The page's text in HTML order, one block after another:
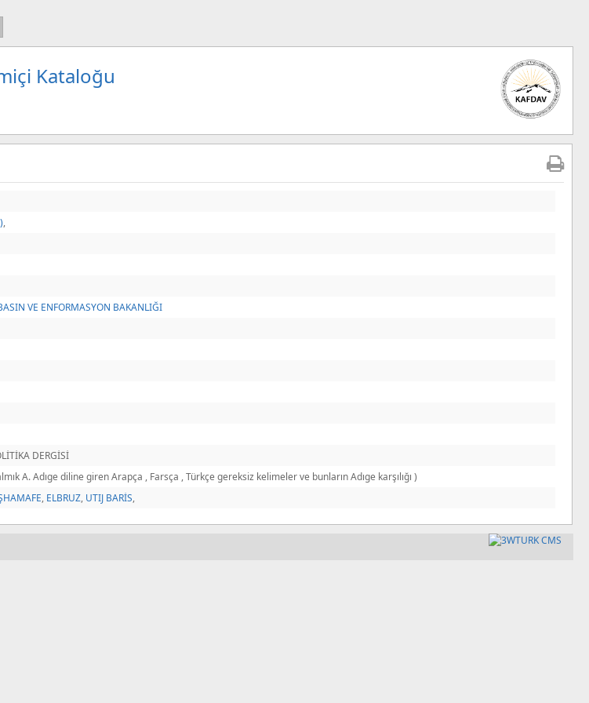
Kataloğu
,
VE ENFORMASYON BAKANLIĞI
DERGİSİ
A. Adıge diline giren Arapça , Farsça , Türkçe gereksiz kelimeler ve bunların Adıge karşılığı )
, ELBRUZ, UTIJ BARİS,